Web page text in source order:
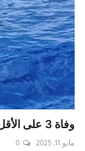
وفاة 3 على الأقل بينهم طفلان خلال العبور من ليبيا إلى إ...
مايو 11, 2025 0